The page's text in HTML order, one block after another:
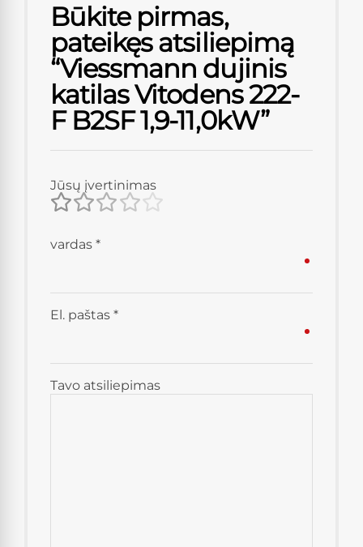
Būkite pirmas,
pateikęs atsiliepimą
“Viessmann dujinis
katilas Vitodens 222-
F B2SF 1,9-11,0kW”
Jūsų įvertinimas
Tavo atsiliepimas
vardas *
El. paštas *